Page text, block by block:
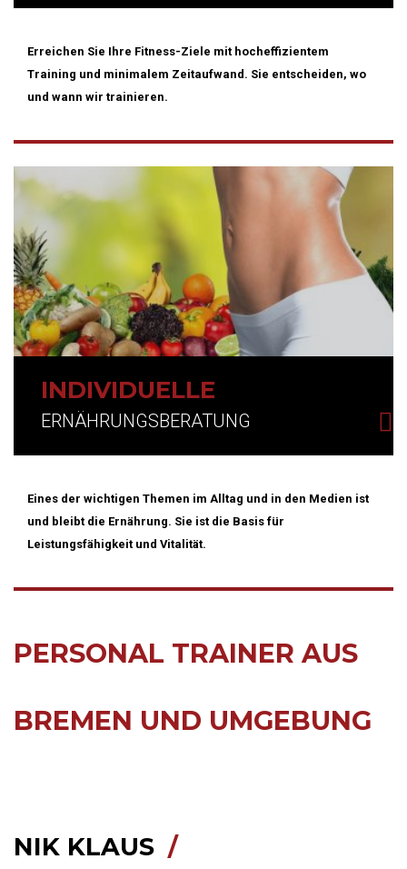
Erreichen Sie Ihre Fitness-Ziele mit hocheffizientem
Training und minimalem Zeitaufwand. Sie entscheiden, wo
und wann wir trainieren.
INDIVIDUELLE
ERNÄHRUNGSBERATUNG
Eines der wichtigen Themen im Alltag und in den Medien ist
und bleibt die Ernährung. Sie ist die Basis für
Leistungsfähigkeit und Vitalität.
PERSONAL TRAINER AUS
BREMEN UND UMGEBUNG
NIK KLAUS